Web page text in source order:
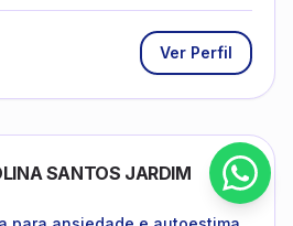
Ver Perfil
SANTOS JARDIM